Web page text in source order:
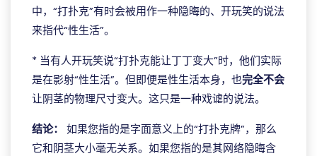
中，“打扑克”有时会被用作一种隐晦的、开玩笑的说法
来指代“性生活”。
* 当有人开玩笑说“打扑克能让丁丁变大”时，他们实际
是在影射“性生活”。但即便是性生活本身，也完全不会
让阴茎的物理尺寸变大。这只是一种戏谑的说法。
结论：
如果您指的是字面意义上的“打扑克牌”，那么
它和阴茎大小毫无关系。如果您指的是其网络隐晦含